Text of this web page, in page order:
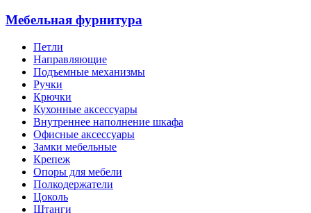
Мебельная фурнитура
Петли
Направляющие
Подъемные механизмы
Ручки
Крючки
Кухонные аксессуары
Внутреннее наполнение шкафа
Офисные аксессуары
Замки мебельные
Крепеж
Опоры для мебели
Полкодержатели
Цоколь
Штанги